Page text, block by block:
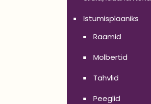
Istumisplaaniks
Raamid
Molbertid
Tahvlid
Peeglid